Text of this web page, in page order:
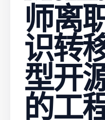
师离
识转
型开
的工